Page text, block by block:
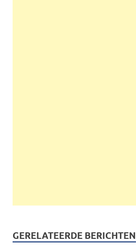
GERELATEERDE BERICHTEN